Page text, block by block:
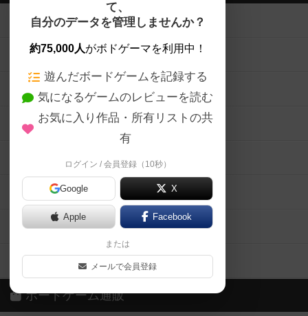
て、
自分のデータを管理しませんか？
約75,000人がボドゲーマを利用中！
遊んだボードゲームを記録する
気になるゲームのレビューを読む
お気に入り作品・所有リストの共
有
ログイン / 会員登録（10秒）
Google X
Apple Facebook
または
メールで会員登録
ボードゲームを検索する
ボードゲームの新着レビュー
ボードゲーム会情報
メカニクス特集
掲示板・トピックス
ボドとも・会員一覧
ボードゲーム業界コラム
ボドゲーマご利用案内
ボードゲーム通販